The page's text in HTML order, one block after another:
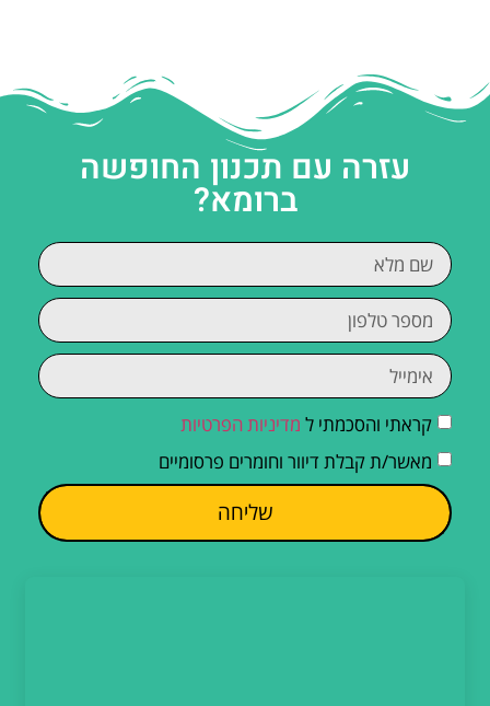
עזרה עם תכנון החופשה
ברומא?
קראתי והסכמתי ל מדיניות הפרטיות
מאשר/ת קבלת דיוור וחומרים פרסומיים
שליחה